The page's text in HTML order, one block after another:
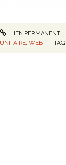
LIEN PERMANENT
UNITAIRE ,WEB